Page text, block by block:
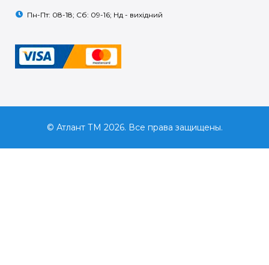
Пн-Пт: 08-18; Сб: 09-16; Нд - вихідний
© Атлант ТМ 2026. Все права защищены.